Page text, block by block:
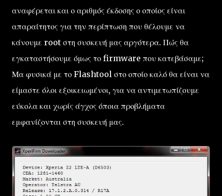
αναφέρεται και ο αριθμός έκδοσης ο οποίος είναι
απαραίτητος για την περίπτωση που θέλουμε να
κάνουμε root στη συσκευή μας αργότερα. Πώς θα
εγκαταστήσουμε όμως το firmware που κατεβάσαμε;
Μα φυσικά με το Flashtool στο οποίο καλό θα είναι να
είμαστε όλοι εξοικειωμένοι, για να αντιμετωπίζουμε
εύκολα και χωρίς άγχος όποια προβλήματα
εμφανίζονται στη συσκευή μας.